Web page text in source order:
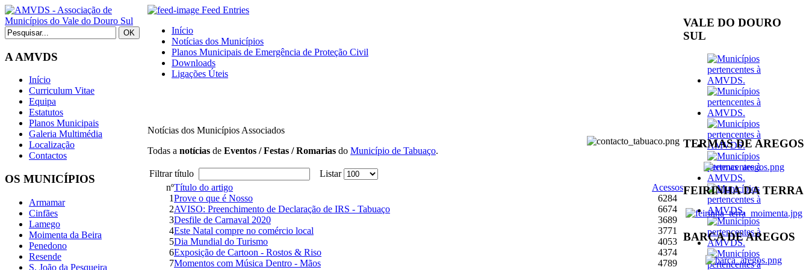
A AMVDS
Início
Curriculum Vitae
Equipa
Estatutos
Planos Municipais
Galeria Multimédia
Localização
Contactos
OS MUNICÍPIOS
Armamar
Cinfães
Lamego
Moimenta da Beira
Penedono
Resende
S. João da Pesqueira
Feed Entries
Início
Notícias dos Municípios
Planos Municipais de Emergência de Proteção Civil
Downloads
Ligações Úteis
Notícias dos Municípios Associados
Todas a notícias de Eventos / Festas / Romarias do Município de Tabuaço.
Filtrar título
Listar
nºTítulo do artigo
Acessos
1Prove o que é Nosso
6284
2AVISO: Preenchimento de Declaração de IRS - Tabuaço
6674
3Desfile de Carnaval 2020
3689
4Este Natal compre no comércio local
3771
5Dia Mundial do Turismo
4053
6Exposição de Cartoon - Rostos & Riso
4374
7Momentos com Música Dentro - Mãos
4789
VALE DO DOURO
SUL
TERMAS DE AREGOS
FEIRINHA DA TERRA
BARCA DE AREGOS